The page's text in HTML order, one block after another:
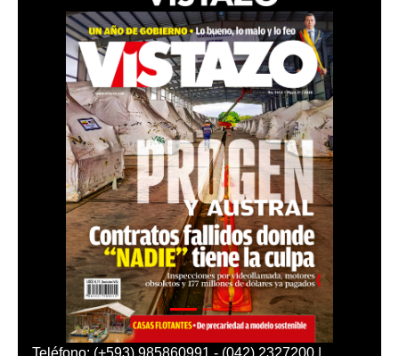
Teléfono: (+593) 985860991 - (042) 2327200 |